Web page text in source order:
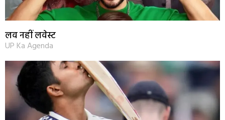
लव नहीं लवेस्ट
UP Ka Agenda